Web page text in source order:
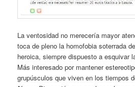
La ventosidad no merecería mayor
toca de pleno la homofobia soterrada
heroica, siempre dispuesto a esquivar
Más interesado por mantener
grupúsculos que viven en los tiempos